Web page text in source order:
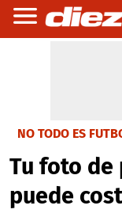
NO TODO ES
Tu foto de
puede